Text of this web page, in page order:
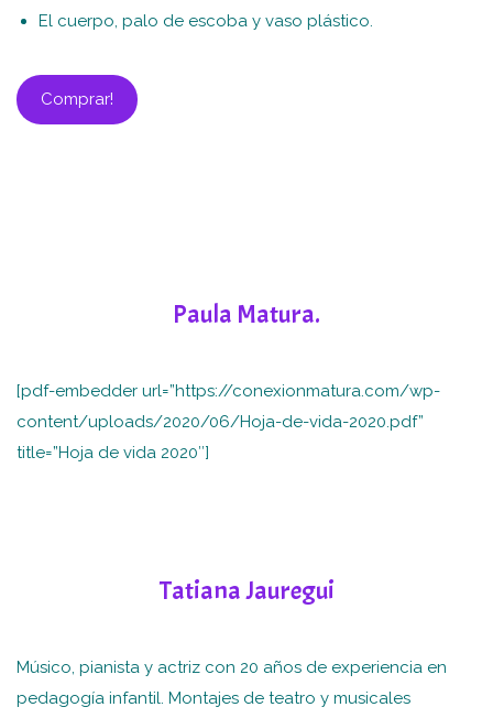
El cuerpo, palo de escoba y vaso plástico.
Comprar!
Paula Matura.
[pdf-embedder url=”https://conexionmatura.com/wp-
content/uploads/2020/06/Hoja-de-vida-2020.pdf”
title=”Hoja de vida 2020″]
Tatiana Jauregui
Músico, pianista y actriz con 20 años de experiencia en
pedagogía infantil. Montajes de teatro y musicales